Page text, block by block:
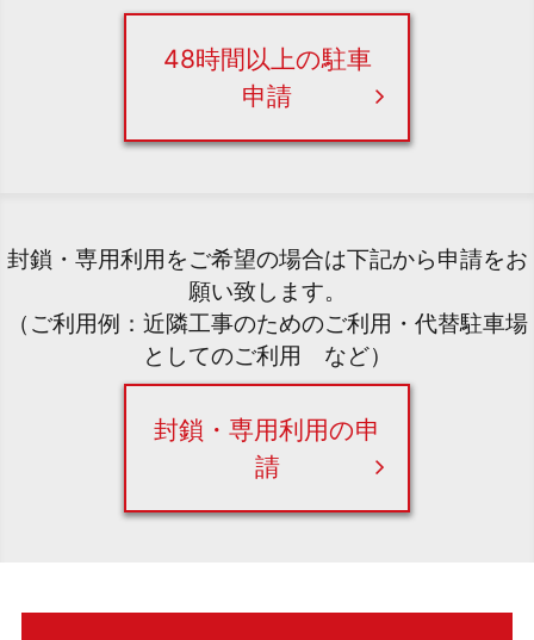
48時間以上の駐車
申請
封鎖・専用利用をご希望の場合は下記から申請をお
願い致します。
（ご利用例：近隣工事のためのご利用・代替駐車場
としてのご利用 など）
封鎖・専用利用の申
請